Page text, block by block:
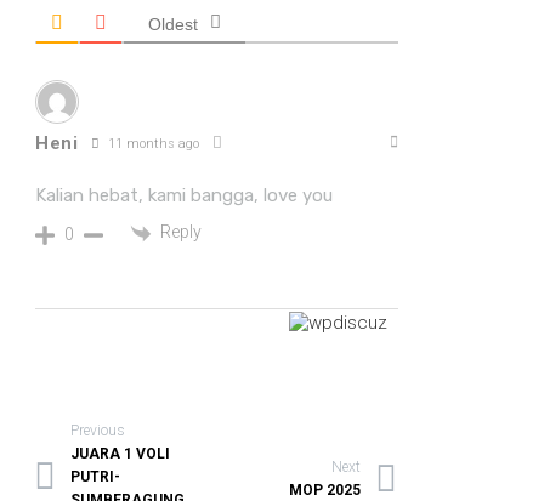
Oldest
Heni 11 months ago
Kalian hebat, kami bangga, love you
0 Reply
Previous
JUARA 1 VOLI
PUTRI-
Next
MOP 2025